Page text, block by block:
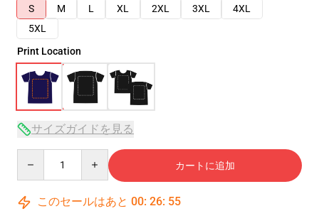
S
M L XL 2XL 3XL
4XL
5XL
Print Location
サイズガイドを見る
カートに追加
このセールはあと 00: 26: 54